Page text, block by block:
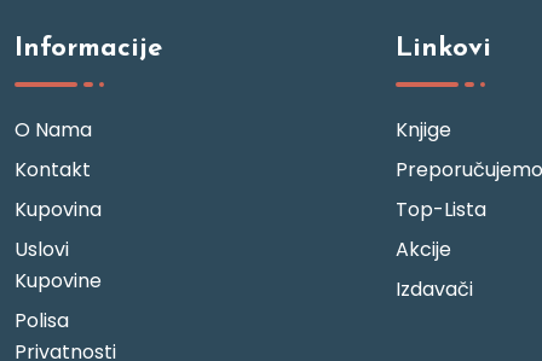
Informacije
O Nama
Kontakt
Kupovina
Uslovi
Kupovine
Polisa
Privatnosti
Linkovi
Knjige
Preporučujemo
Top-Lista
Akcije
Izdavači